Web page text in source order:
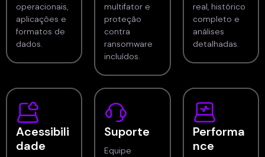
operacionais,
aplicações e
formatos de
dados.
multifator e
proteção
contra
ransomware
incluídos.
real, histórico
completo e
análises
detalhadas.
Acessibili
dade
Suporte
Equipe
Performa
nce